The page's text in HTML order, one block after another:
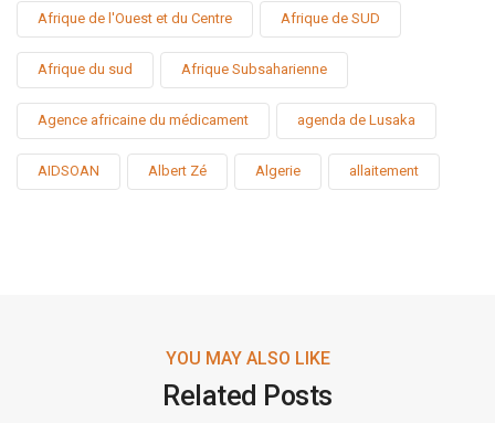
Afrique de l'Ouest et du Centre Afrique de SUD
Afrique du sud Afrique Subsaharienne
Agence africaine du médicament agenda de Lusaka
AIDSOAN Albert Zé Algerie allaitement
YOU MAY ALSO LIKE
Related Posts